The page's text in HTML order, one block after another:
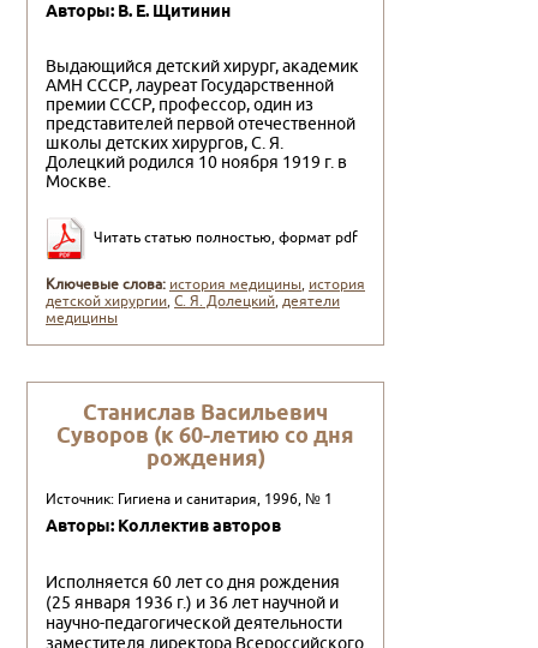
Авторы: В. Е. Щитинин
Выдающийся детский хирург, академик
АМН СССР, лауреат Государственной
пре­мии СССР, профессор, один из
представи­телей первой отечественной
школы детских хирургов, С. Я.
Долецкий родился 10 ноября 1919 г. в
Москве.
Читать статью полностью, формат pdf
Ключевые слова: история медицины, история
детской хирургии,С. Я. Долецкий,деятели
медицины
Станислав Васильевич
Суворов (к 60-летию со дня
рождения)
Источник: Гигиена и санитария, 1996, № 1
Авторы: Коллектив авторов
Исполняется 60 лет со дня рождения
(25 января 1936 г.) и 36 лет научной и
научно-педагогической деятельности
замес­тителя директора Всероссийского